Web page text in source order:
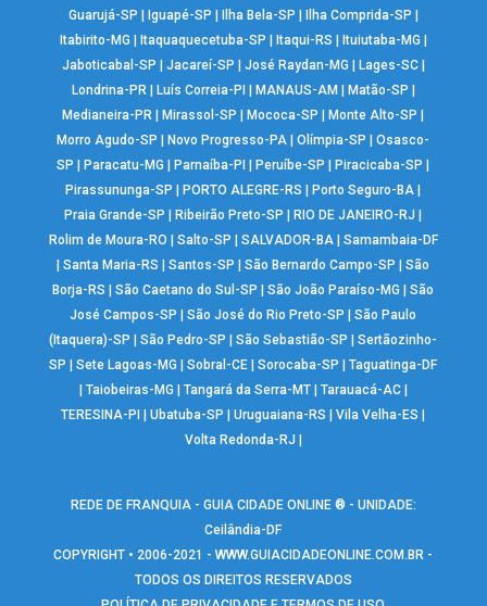
Guarujá-SP
Iguapé-SP Ilha Bela-SP Ilha Comprida-SP
Itabirito-MG
Itaquaquecetuba-SP Itaqui-RS Ituiutaba-MG
Jaboticabal-SP
Jacareí-SP José Raydan-MG Lages-SC|
Londrina-PR| Luís Correia-PI MANAUS-AM Matão-SP
Medianeira-PR
Mirassol-SP Mococa-SP Monte Alto-SP
Morro Agudo-SP
Novo Progresso-PA |Olímpia-SP |Osasco-
SP
Paracatu-MG Parnaíba-PI Peruíbe-SP Piracicaba-SP
Pirassununga-SP
PORTO ALEGRE-RS Porto Seguro-BA
Praia Grande-SP
Ribeirão Preto-SP RIO DE JANEIRO-RJ
Rolim de Moura-RO
Salto-SP SALVADOR-BA| Samambaia-DF
|Santa Maria-RS |Santos-SP |São Bernardo Campo-SP |São
Borja-RS
|São Caetano do Sul-SP |São João Paraíso-MG |São
José Campos-SP
|São José do Rio Preto-SP |São Paulo
(Itaquera)-SP
|São Pedro-SP |São Sebastião-SP |Sertãozinho-
SP
|Sete Lagoas-MG |Sobral-CE |Sorocaba-SP |Taguatinga-DF
Taiobeiras-MG Tangará da Serra-MT| Tarauacá-AC|
TERESINA-PI
|Ubatuba-SP |Uruguaiana-RS |Vila Velha-ES
Volta Redonda-RJ
REDE DE FRANQUIA - GUIA CIDADE ONLINE ® - UNIDADE:
Ceilândia-DF
COPYRIGHT • 2006-2021 -WWW.GUIACIDADEONLINE.COM.BR -
TODOS OS DIREITOS RESERVADOS